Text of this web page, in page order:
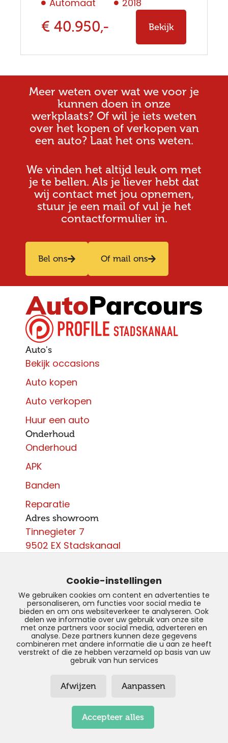
Automaat
2018
€ 40.950,- Bekijk
Meer weten over wat we voor je
kunnen doen in onze
werkplaats? Of wil je iets weten
over het kopen of verkopen van
een auto? Laat het ons weten.
We vinden het altijd leuk om met
je te bellen. Als je liever hebt dat
wij contact met jou opnemen,
stuur je een mail of vul je het
contactformulier in.
Bel ons Of mail ons
Auto's
Bekijk occasions
Auto kopen
Auto verkopen
Huur een auto
Onderhoud
Onderhoud
APK
Banden
Reparatie
Adres showroom
Tinnegieter 7
9502 EX Stadskanaal
info@autoparcours.nl
Over ons
Vacatures
AutoParcours –
Privacyverklaring–
Realisatie door:
Cookie-instellingen
We gebruiken cookies om content en advertenties te
personaliseren, om functies voor social media te
bieden en om ons websiteverkeer te analyseren. Ook
delen we informatie over uw gebruik van onze site
met onze partners voor social media, adverteren en
analyse. Deze partners kunnen deze gegevens
combineren met andere informatie die u aan ze heeft
verstrekt of die ze hebben verzameld op basis van uw
gebruik van hun services
Afwijzen Aanpassen
Accepteer alles